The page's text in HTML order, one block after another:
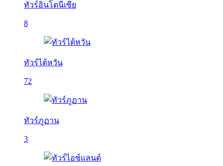
ทัวร์อินโดนีเซีย
8
ทัวร์ไต้หวัน
72
ทัวร์ภูฏาน
3